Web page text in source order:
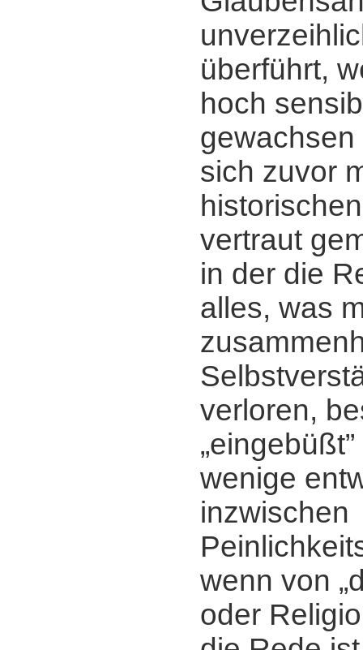
überführt,
hoch
sich zuvor
vertraut
in der die
alles, was
verloren,
wenige
inzwischen
wenn von
oder